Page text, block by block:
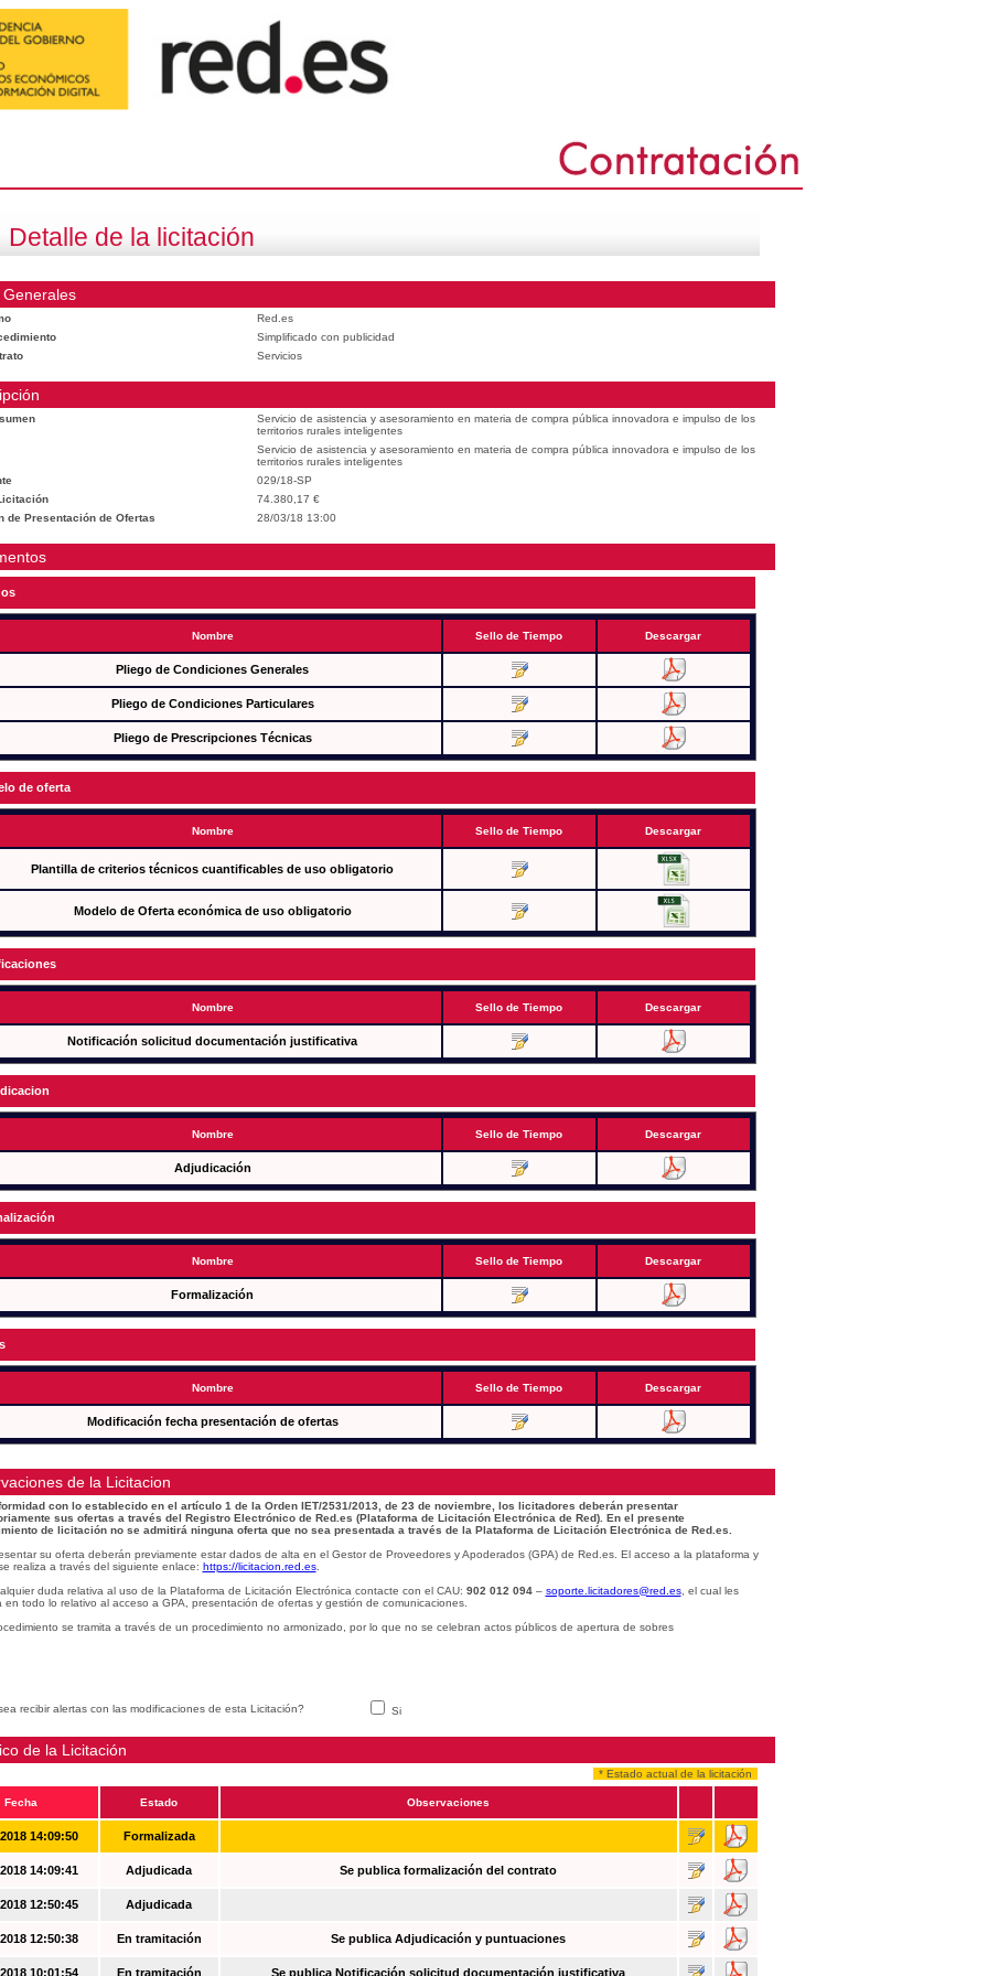
Detalle de la licitación
Generales
Red.es
Simplificado con publicidad
Servicios
Servicio de asistencia y asesoramiento en materia de compra pública innovadora e impulso de los
territorios rurales inteligentes
Servicio de asistencia y asesoramiento en materia de compra pública innovadora e impulso de los
territorios rurales inteligentes
029/18-SP
74.380,17 €
de Presentación de Ofertas
28/03/18 13:00
Nombre Sello de Tiempo Descargar
Pliego de Condiciones Generales
Pliego de Condiciones Particulares
Pliego de Prescripciones Técnicas
de oferta
Nombre Sello de Tiempo Descargar
Plantilla de criterios técnicos cuantificables de uso obligatorio
Modelo de Oferta económica de uso obligatorio
Nombre Sello de Tiempo Descargar
Notificación solicitud documentación justificativa
Nombre Sello de Tiempo Descargar
Adjudicación
Nombre Sello de Tiempo Descargar
Formalización
Nombre Sello de Tiempo Descargar
Modificación fecha presentación de ofertas
de la Licitacion
con lo establecido en el artículo 1 de la Orden IET/2531/2013, de 23 de noviembre, los licitadores deberán presentar
sus ofertas a través del Registro Electrónico de Red.es (Plataforma de Licitación Electrónica de Red). En el presente
de licitación no se admitirá ninguna oferta que no sea presentada a través de la Plataforma de Licitación Electrónica de Red.es.
su oferta deberán previamente estar dados de alta en el Gestor de Proveedores y Apoderados (GPA) de Red.es. El acceso a la plataforma y
realiza a través del siguiente enlace: https://licitacion.red.es.
duda relativa al uso de la Plataforma de Licitación Electrónica contacte con el CAU: 902 012 094– soporte.licitadores@red.es, el cual les
en todo lo relativo al acceso a GPA, presentación de ofertas y gestión de comunicaciones.
se tramita a través de un procedimiento no armonizado, por lo que no se celebran actos públicos de apertura de sobres
recibir alertas con las modificaciones de esta Licitación? Si
de la Licitación
* Estado actual de la licitación
Fecha Estado Observaciones
14:09:50 Formalizada
14:09:41 Adjudicada Se publica formalización del contrato
12:50:45 Adjudicada
12:50:38 En tramitación Se publica Adjudicación y puntuaciones
10:01:54 En tramitación Se publica Notificación solicitud documentación justificativa